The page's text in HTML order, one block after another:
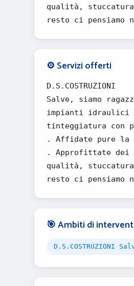
qualità,
resto ci pensiamo
⚙️ Servizi offerti
D.S.COSTRUZIONI
Salve, siamo
impianti idraulici
tinteggiatura con
. Affidate pure la
. Approfittate dei
qualità,
resto ci pensiamo
🎯 Ambiti di
D.S.COSTRUZIONI